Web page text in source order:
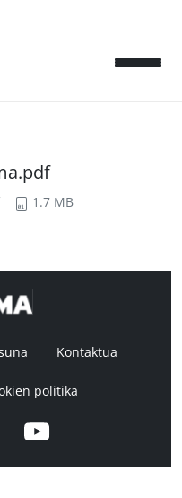
1.7 MB
Kontaktua
politika